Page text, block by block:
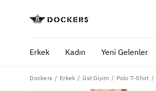
Erkek Kadın Yeni Gelenler
Dockers Erkek Üst Giyim Polo T-Shirt